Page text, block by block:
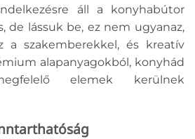
áll a konyhabútor
de lássuk be, ez nem ugyanaz,
a szakemberekkel, és kreatív
alapanyagokból, konyhád
elemek kerülnek